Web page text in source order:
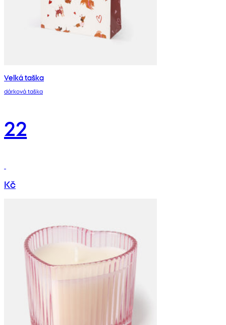
Velká taška
dárková taška
22
Kč